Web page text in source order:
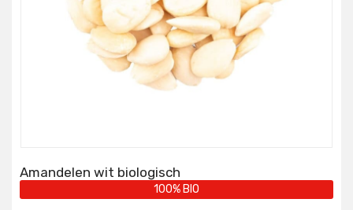
Amandelen wit biologisch
100% BIO